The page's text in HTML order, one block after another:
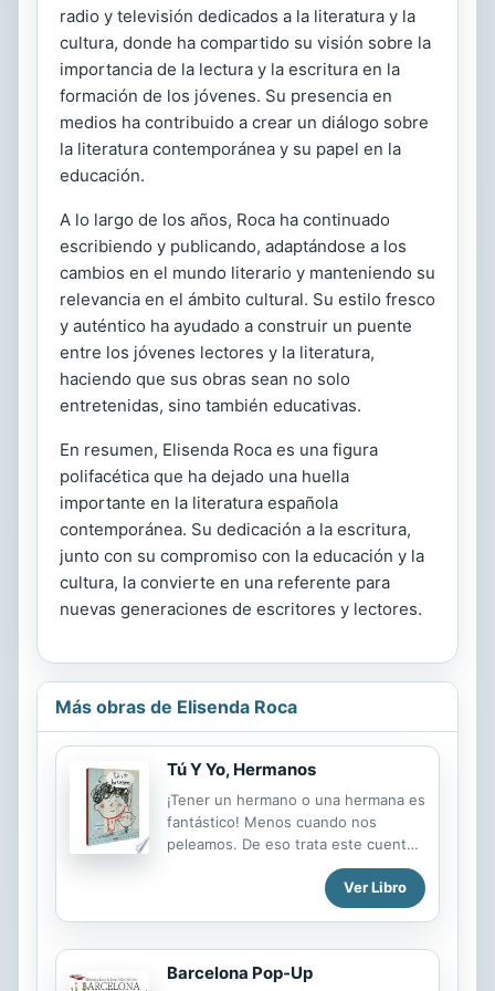
radio y televisión dedicados a la literatura y la
cultura, donde ha compartido su visión sobre la
importancia de la lectura y la escritura en la
formación de los jóvenes. Su presencia en
medios ha contribuido a crear un diálogo sobre
la literatura contemporánea y su papel en la
educación.
A lo largo de los años, Roca ha continuado
escribiendo y publicando, adaptándose a los
cambios en el mundo literario y manteniendo su
relevancia en el ámbito cultural. Su estilo fresco
y auténtico ha ayudado a construir un puente
entre los jóvenes lectores y la literatura,
haciendo que sus obras sean no solo
entretenidas, sino también educativas.
En resumen, Elisenda Roca es una figura
polifacética que ha dejado una huella
importante en la literatura española
contemporánea. Su dedicación a la escritura,
junto con su compromiso con la educación y la
cultura, la convierte en una referente para
nuevas generaciones de escritores y lectores.
Más obras de Elisenda Roca
Tú Y Yo, Hermanos
¡Tener un hermano o una hermana es
fantástico! Menos cuando nos
peleamos. De eso trata este cuento.
Un álbum ilustrado que nos cuenta
con afecto y humor los conflictos,
los sentimientos y las aventuras del
ayudar a los niños y las niñas a darse
cuenta de que tener un hermano o
Ver Libro
Barcelona Pop-Up